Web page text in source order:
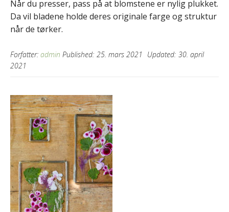
Når du presser, pass på at blomstene er nylig plukket.
Da vil bladene holde deres originale farge og struktur
når de tørker.
Forfatter: admin Published: 25. mars 2021 Updated: 30. april
2021